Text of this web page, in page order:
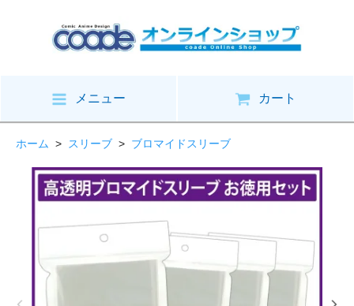
メニュー カート
ホーム > スリーブ > ブロマイドスリーブ